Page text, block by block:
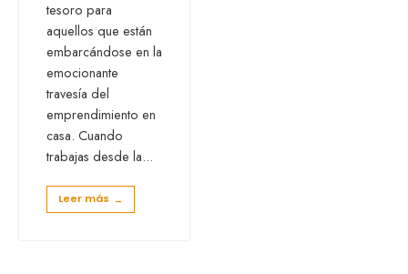
tesoro para
aquellos que están
embarcándose en la
emocionante
travesía del
emprendimiento en
casa. Cuando
trabajas desde la...
Leer más →